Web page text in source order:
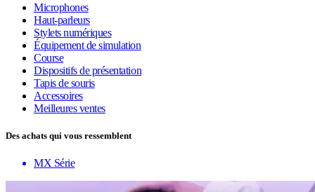
Microphones
Haut-parleurs
Stylets numériques
Équipement de simulation
Course
Dispositifs de présentation
Tapis de souris
Accessoires
Meilleures ventes
Des achats qui vous ressemblent
MX Série